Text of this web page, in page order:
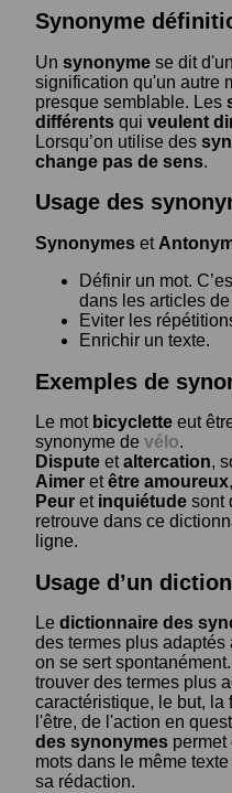
Synonyme
Un synonyme se dit
signification qu'un autre
presque semblable. Les
différents qui veulent
Lorsqu’on utilise des
change pas de sens.
Usage des
Synonymes et
Définir un mot.
dans les articles de
Eviter les
Enrichir un texte.
Exemples de
Le mot bicyclette eut
synonyme de vélo.
Dispute etaltercation,
Aimer etêtre amoureux
Peur et inquiétude sont
retrouve dans ce
ligne.
Usage d’un
Le dictionnaire des
des termes plus
on se sert
trouver des termes plus
caractéristique, le but, la
l'être, de l'action en
des synonymes permet
mots dans le même
sa rédaction.